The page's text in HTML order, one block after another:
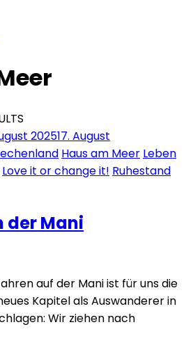
202517. August
Haus am Meer Leben
Love it or change it! Ruhestand
der Mani
auf der Mani ist für uns die
Kapitel als Auswanderer in
Wir ziehen nach